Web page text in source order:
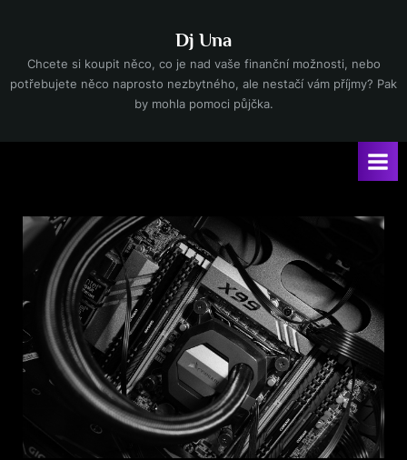
content
Dj Una
Chcete si koupit něco, co je nad vaše finanční možnosti, nebo
potřebujete něco naprosto nezbytného, ale nestačí vám příjmy? Pak
by mohla pomoci půjčka.